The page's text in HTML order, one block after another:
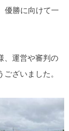
優勝に向けて一
、運営や審判の
ざいました。